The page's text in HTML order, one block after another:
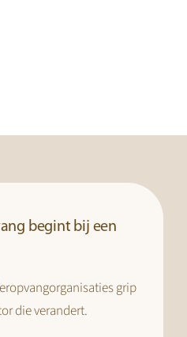
begint bij een
grip
die verandert.